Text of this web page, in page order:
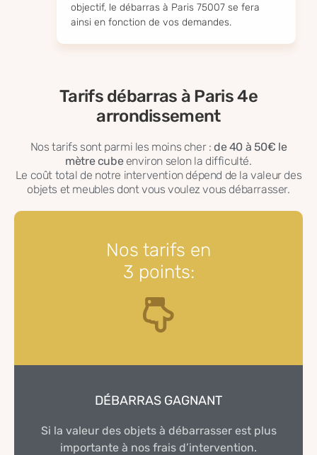
objectif, le débarras à Paris 75007 se fera
ainsi en fonction de vos demandes.
Tarifs débarras à Paris 4e
arrondissement
Nos tarifs sont parmi les moins cher : de 40 à 50€ le
mètre cubeenviron selon la difficulté.
Le coût total de notre intervention dépend de la valeur des
objets et meubles dont vous voulez vous débarrasser.
Nos tarifs en
3 points:
DÉBARRAS GAGNANT
Si la valeur des objets à débarrasser est plus
importante à nos frais d’intervention.